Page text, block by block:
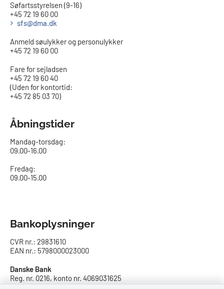
Søfartsstyrelsen (9-16)
+45 72 19 60 00
sfs@dma.dk
Anmeld søulykker og personulykker
+45 72 19 60 00
Fare for sejladsen
+45 72 19 60 40
(Uden for kontortid:
+45 72 85 03 70)
Åbningstider
Mandag-torsdag:
09.00-16.00​
Fredag:
09.00-15.00
Bankoplysninger
CVR nr.: 29831610
EAN nr.: 5798000023000
Danske Bank
Reg. nr. 0216, konto nr. 4069031625
IBAN: DK8402164069031625